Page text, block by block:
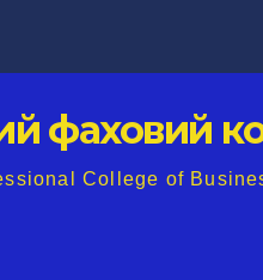
фаховий
College of